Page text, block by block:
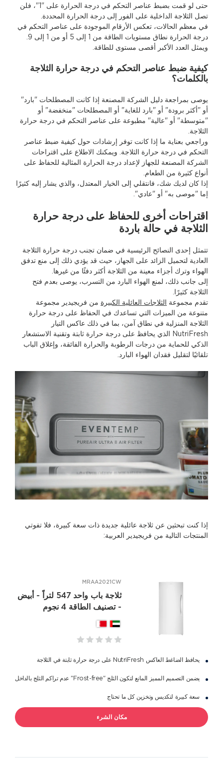
حتى لو قمت بضبط عناصر التحكم في درجة الحرارة على "1"، فلن
تصل الثلاجة الداخلية على الفور إلى درجة الحرارة المحددة.
في معظم الحالات، تعكس الأرقام الموجودة على عناصر التحكم في
ويمثل العدد الأكبر أقصى مستوى للطاقة.
كيفية ضبط عناصر التحكم في درجة حرارة الثلاجة
بالكلمات؟
يوصى بمراجعة دليل الشركة المصنعة إذا كانت المصطلحات "بارد"
أو "أكثر برودة" أو "بارد للغاية" أو المصطلحات "منخفضة" أو
"متوسطة" أو "عالية" مطبوعة على عناصر التحكم في درجة حرارة
الثلاجة.
وراجعي بعناية ما إذا كانت توفر إرشادات حول كيفية ضبط عناصر
التحكم في درجة حرارة الثلاجة. ويمكنك الاطلاع على اقتراحات
الشركة المصنعة للجهاز لإعداد درجة الحرارة المثالية للحفاظ على
أنواع كثيرة من الطعام.
إذا كان لديك شك، فانتقلي إلى الخيار المعتدل، والذي يشار إليه كثيرًا
إما "موصى به" أو "عادي".
اقتراحات أخرى للحفاظ على درجة حرارة
الثلاجة في حالة باردة
تتمثل إحدى النصائح الرئيسية في ضمان تجنب درجة حرارة الثلاجة
العادية لتحميل الزائد على الجهاز، حيث قد يؤدي ذلك إلى منع تدفق
الهواء وترك أجزاء معينة من الثلاجة أكثر دفئًا من غيرها.
إلى جانب ذلك، لمنع الهواء البارد من التسرب، يوصى بعدم فتح
الثلاجة كثيرًا.
تقدم مجموعة
الثلاجات العائلية الكبيرة من فريجيدير مجموعة
متنوعة من الميزات التي تساعدك في الحفاظ على درجة حرارة
الثلاجة المنزلية في نطاق آمن، بما في ذلك عاكس التيار
NutriFresh
الذي يحافظ على درجة حرارة ثابتة وتقنية الاستشعار
الذكي للحماية من درجات الرطوبة والحرارة الفائقة، وإغلاق الباب
تلقائيًا لتقليل فقدان الهواء البارد.
إذا كنت تبحثين عن ثلاجة عائلية جديدة ذات سعة كبيرة، فلا تفوتي
المنتجات التالية من فريجيدير العربية:
MRAA2021CW
ثلاجة باب واحد 547 لتراً - أبيض
- تصنيف الطاقة 4 نجوم
يحافظ الضاغط العاكس NutriFresh على درجة حرارة ثابتة في الثلاجة
يضمن التصميم المميز المانع لتكون الثلج "Frost-free" عدم تراكم الثلج بالداخل
سعة كبيرة لتكديس وتخزين كل ما تحتاج
مكان الشرء